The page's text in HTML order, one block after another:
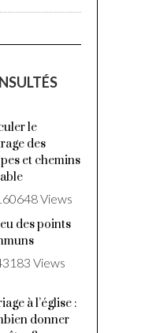
le
des
et chemins
Views
des points
Views
à l’église :
donner